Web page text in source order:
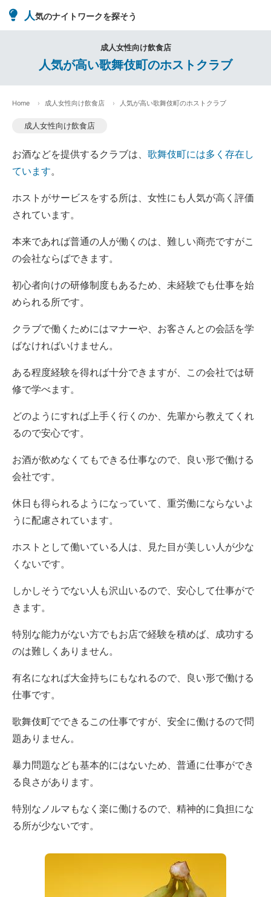
人気のナイトワークを探そう
成人女性向け飲食店
人気が高い歌舞伎町のホストクラブ
Home 成人女性向け飲食店 人気が高い歌舞伎町のホストクラブ
成人女性向け飲食店
お酒などを提供するクラブは、 歌舞伎町には多く存在し
ています。
ホストがサービスをする所は、女性にも人気が高く評価
されています。
本来であれば普通の人が働くのは、難しい商売ですがこ
の会社ならばできます。
初心者向けの研修制度もあるため、未経験でも仕事を始
められる所です。
クラブで働くためにはマナーや、お客さんとの会話を学
ばなければいけません。
ある程度経験を得れば十分できますが、この会社では研
修で学べます。
どのようにすれば上手く行くのか、先輩から教えてくれ
るので安心です。
お酒が飲めなくてもできる仕事なので、良い形で働ける
会社です。
休日も得られるようになっていて、重労働にならないよ
うに配慮されています。
ホストとして働いている人は、見た目が美しい人が少な
くないです。
しかしそうでない人も沢山いるので、安心して仕事がで
きます。
特別な能力がない方でもお店で経験を積めば、成功する
のは難しくありません。
有名になれば大金持ちにもなれるので、良い形で働ける
仕事です。
歌舞伎町でできるこの仕事ですが、安全に働けるので問
題ありません。
暴力問題なども基本的にはないため、普通に仕事ができ
る良さがあります。
特別なノルマもなく楽に働けるので、精神的に負担にな
る所が少ないです。